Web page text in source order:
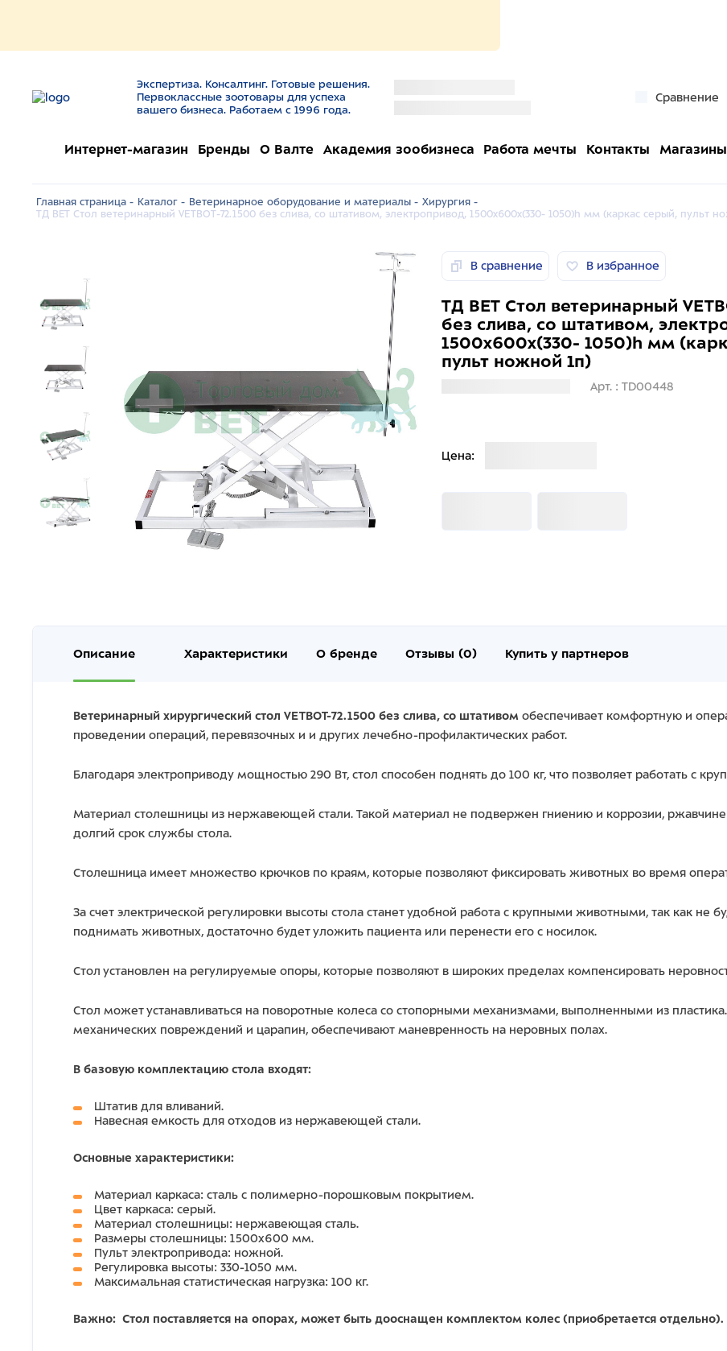
Экспертиза. Консалтинг. Готовые решения.
Первоклассные зоотовары для успеха
вашего бизнеса. Работаем с 1996 года.
Сравнение
Интернет-магазин Бренды О Валте Академия зообизнеса Работа мечты Контакты
Главная страница - Каталог - Ветеринарное оборудование и материалы - Хирургия -
ТД ВЕТ Стол ветеринарный VETBOT-72.1500 без слива, со штативом, электропривод, 1500x600x(330- 1050)h мм (каркас серый, пульт
В сравнение В избранное
ТД ВЕТ Стол ветеринарный
без слива, со штативом,
1500x600x(330- 1050)h мм
пульт ножной 1п)
Арт. : TD00448
Цена:
Описание Характеристики О бренде Отзывы (0) Купить у партнеров
Ветеринарный хирургический стол VETBOT-72.1500 без слива, со штативом обеспечивает комфортную и
проведении операций, перевязочных и и других лечебно-профилактических работ.
Благодаря электроприводу мощностью 290 Вт, стол способен поднять до 100 кг, что позволяет работать с
Материал столешницы из нержавеющей стали. Такой материал не подвержен гниению и коррозии,
долгий срок службы стола.
Столешница имеет множество крючков по краям, которые позволяют фиксировать животных во время
За счет электрической регулировки высоты стола станет удобной работа с крупными животными, так как не
поднимать животных, достаточно будет уложить пациента или перенести его с носилок.
Стол установлен на регулируемые опоры, которые позволяют в широких пределах компенсировать
Стол может устанавливаться на поворотные колеса со стопорными механизмами, выполненными из
механических повреждений и царапин, обеспечивают маневренность на неровных полах.
В базовую комплектацию стола входят:
Штатив для вливаний.
Навесная емкость для отходов из нержавеющей стали.
Основные характеристики:
Материал каркаса: cталь с полимерно-порошковым покрытием.
Цвет каркаса: серый.
Материал столешницы: нержавеющая сталь.
Размеры столешницы: 1500х600 мм.
Пульт электропривода: ножной.
Регулировка высоты: 330-1050 мм.
Максимальная статистическая нагрузка: 100 кг.
Важно: Стол поставляется на опорах, может быть дооснащен комплектом колес (приобретается отдельно).